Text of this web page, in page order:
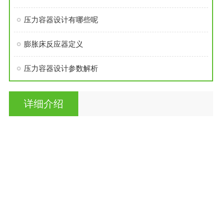
压力容器设计有哪些呢
膨胀床反应器定义
压力容器设计参数解析
详细介绍